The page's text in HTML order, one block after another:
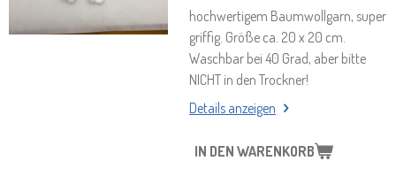
hochwertigem Baumwollgarn, super
griffig. Größe ca. 20 x 20 cm.
Waschbar bei 40 Grad, aber bitte
NICHT in den Trockner!
Details anzeigen
IN DEN WARENKORB